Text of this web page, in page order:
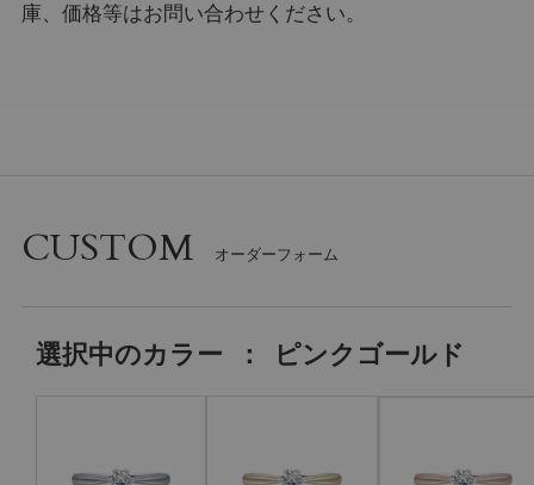
庫、価格等はお問い合わせください。
CUSTOM
選択中のカラー ： ピンクゴールド